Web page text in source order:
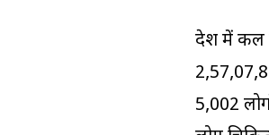
प्रदेश में
5,002